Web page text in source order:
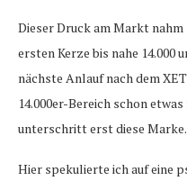
Dieser Druck am Markt
ersten Kerze bis nahe 14.000
nächste Anlauf nach dem
14.000er-Bereich schon
unterschritt erst diese Marke.
Hier spekulierte ich auf eine